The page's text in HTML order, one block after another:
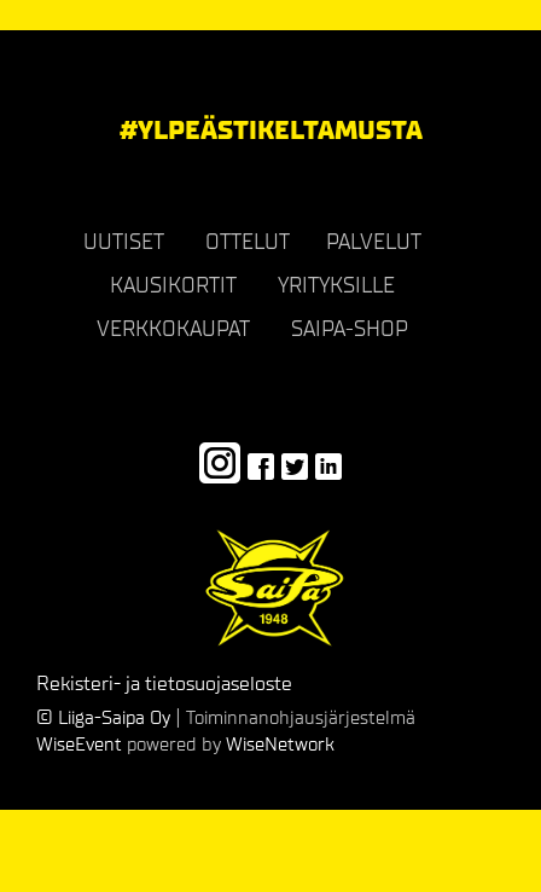
#YLPEÄSTIKELTAMUSTA
UUTISET OTTELUT
PALVELUT
KAUSIKORTIT
YRITYKSILLE
VERKKOKAUPAT
SAIPA-SHOP
Rekisteri- ja tietosuojaseloste
© Liiga-Saipa Oy | Toiminnanohjausjärjestelmä
WiseEvent powered by WiseNetwork